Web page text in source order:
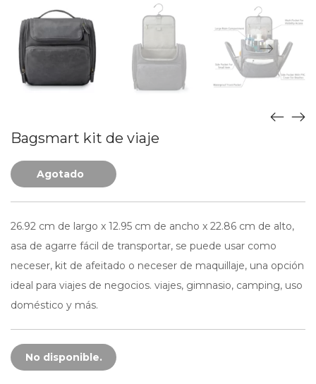
Bagsmart kit de viaje
Agotado
26.92 cm de largo x 12.95 cm de ancho x 22.86 cm de alto,
asa de agarre fácil de transportar, se puede usar como
neceser, kit de afeitado o neceser de maquillaje, una opción
ideal para viajes de negocios. viajes, gimnasio, camping, uso
doméstico y más.
No disponible.